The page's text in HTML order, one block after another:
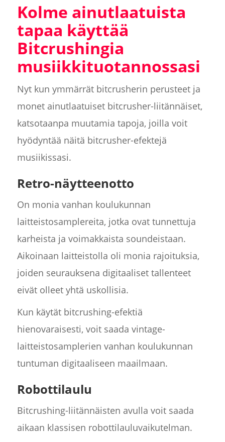
Kolme ainutlaatuista
tapaa käyttää
Bitcrushingia
musiikkituotannossasi
Nyt kun ymmärrät bitcrusherin perusteet ja
monet ainutlaatuiset bitcrusher-liitännäiset,
katsotaanpa muutamia tapoja, joilla voit
hyödyntää näitä bitcrusher-efektejä
musiikissasi.
Retro-näytteenotto
On monia vanhan koulukunnan
laitteistosamplereita, jotka ovat tunnettuja
karheista ja voimakkaista soundeistaan.
Aikoinaan laitteistolla oli monia rajoituksia,
joiden seurauksena digitaaliset tallenteet
eivät olleet yhtä uskollisia.
Kun käytät bitcrushing-efektiä
hienovaraisesti, voit saada vintage-
laitteistosamplerien vanhan koulukunnan
tuntuman digitaaliseen maailmaan.
Robottilaulu
Bitcrushing-liitännäisten avulla voit saada
aikaan klassisen robottilauluvaikutelman.